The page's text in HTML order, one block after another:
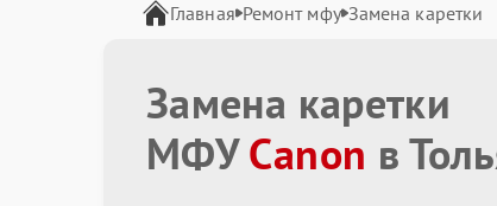
Главная Ремонт мфу Замена каретки
Замена каретки
МФУCanon в